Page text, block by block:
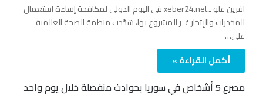
آفرين علو ـ xeber24.net في اليوم الدولي لمكافحة إساءة استعمال
المخدرات والإتجار غير المشروع بها، شدّدت منظمة الصحة العالمية
على…
أكمل القراءة »
مصرع 5 أشخاص في سوريا بحوادث منفصلة خلال يوم واحد